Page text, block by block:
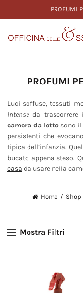
PROFUMI
PROFUMI
Luci soffuse, tessuti
intense da
camera da letto sono il
persistenti che evocano
tipica dell’infanzia.
bucato appena steso.
casa da usare nella
Home Shop
Mostra Filtri